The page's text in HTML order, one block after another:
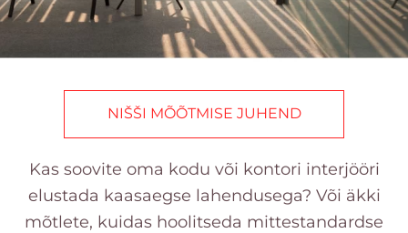
NIŠŠI MÕÕTMISE JUHEND
Kas soovite oma kodu või kontori interjööri
elustada kaasaegse lahendusega? Või äkki
mõtlete, kuidas hoolitseda mittestandardse